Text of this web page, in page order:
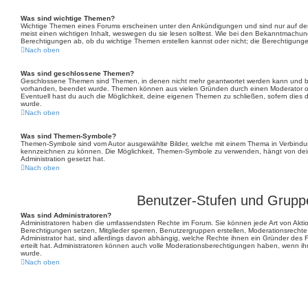
Was sind wichtige Themen?
Wichtige Themen eines Forums erscheinen unter den Ankündigungen und sind nur auf
meist einen wichtigen Inhalt, weswegen du sie lesen solltest. Wie bei den
Berechtigungen ab, ob du wichtige Themen erstellen kannst oder nicht; die
Nach oben
Was sind geschlossene Themen?
Geschlossene Themen sind Themen, in denen nicht mehr geantwortet werden kann und
vorhanden, beendet wurde. Themen können aus vielen Gründen durch einen Moderator
Eventuell hast du auch die Möglichkeit, deine eigenen Themen zu schließen, sofern dies
wurde.
Nach oben
Was sind Themen-Symbole?
Themen-Symbole sind vom Autor ausgewählte Bilder, welche mit einem Thema in
kennzeichnen zu können. Die Möglichkeit, Themen-Symbole zu verwenden, hängt von
Administration gesetzt hat.
Nach oben
Benutzer-Stufen und
Was sind Administratoren?
Administratoren haben die umfassendsten Rechte im Forum. Sie können jede Art von
Berechtigungen setzen, Mitglieder sperren, Benutzergruppen erstellen,
Administrator hat, sind allerdings davon abhängig, welche Rechte ihnen ein Gründer des
erteilt hat. Administratoren können auch volle Moderationsberechtigungen haben, wenn
wurde.
Nach oben